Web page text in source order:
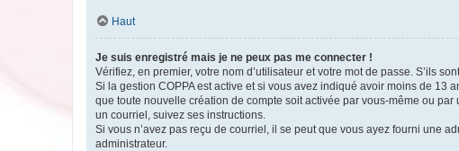
Haut
Je suis enregistré mais je ne peux pas me connecter !
Vérifiez, en premier, votre nom d’utilisateur et votre mot de passe. S’ils
Si la gestion COPPA est active et si vous avez indiqué avoir moins de 13
que toute nouvelle création de compte soit activée par vous-même ou
un courriel, suivez ses instructions.
Si vous n’avez pas reçu de courriel, il se peut que vous ayez fourni une
administrateur.